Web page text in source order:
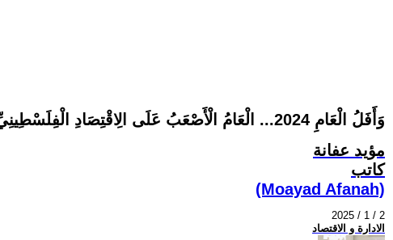
وَأَفَلُ الْعَامِ 2024... الْعَامُ الْأَصْعَبُ عَلَى الِاقْتِصَادِ الْفِلَسْطِينِيِّ
مؤيد عفانة
كاتب
(Moayad Afanah)
2025 / 1 / 2
الادارة و الاقتصاد